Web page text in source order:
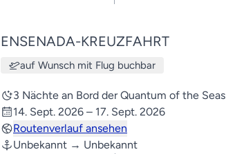
ENSENADA-KREUZFAHRT
auf Wunsch mit Flug buchbar
3 Nächte an Bord der Quantum of the Seas
14. Sept. 2026 – 17. Sept. 2026
Routenverlauf ansehen
Unbekannt → Unbekannt